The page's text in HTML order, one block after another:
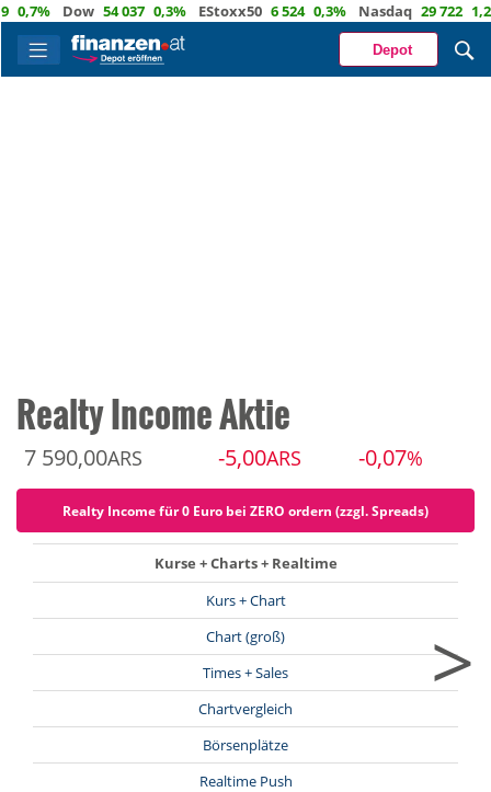
Dow 54 037 0,3% EStoxx50 6 524 0,3% Nasdaq 29 722 1,2%
Depot
Realty Income Aktie
7 590,00ARS -5,00ARS -0,07%
Realty Income für 0 Euro bei ZERO ordern (zzgl. Spreads)
Kurse + Charts + Realtime
Kurs + Chart
Chart (groß)
Times + Sales
Chartvergleich
Börsenplätze
Realtime Push
>